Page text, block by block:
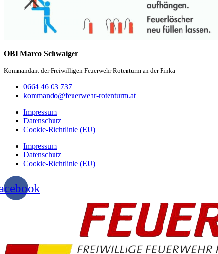
OBI Marco Schwaiger
Kommandant der Freiwilligen Feuerwehr Rotenturm an der Pinka
0664 46 03 737
kommando@feuerwehr-rotenturm.at
Impressum
Datenschutz
Cookie-Richtlinie (EU)
Impressum
Datenschutz
Cookie-Richtlinie (EU)